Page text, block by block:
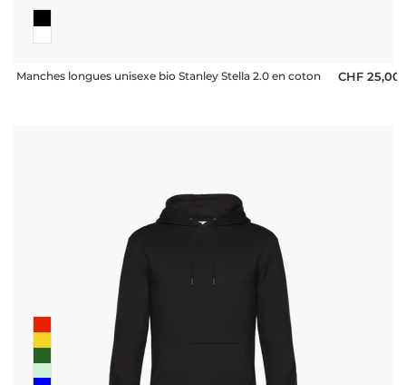
Manches longues unisexe bio Stanley Stella 2.0 en coton CHF 25,00